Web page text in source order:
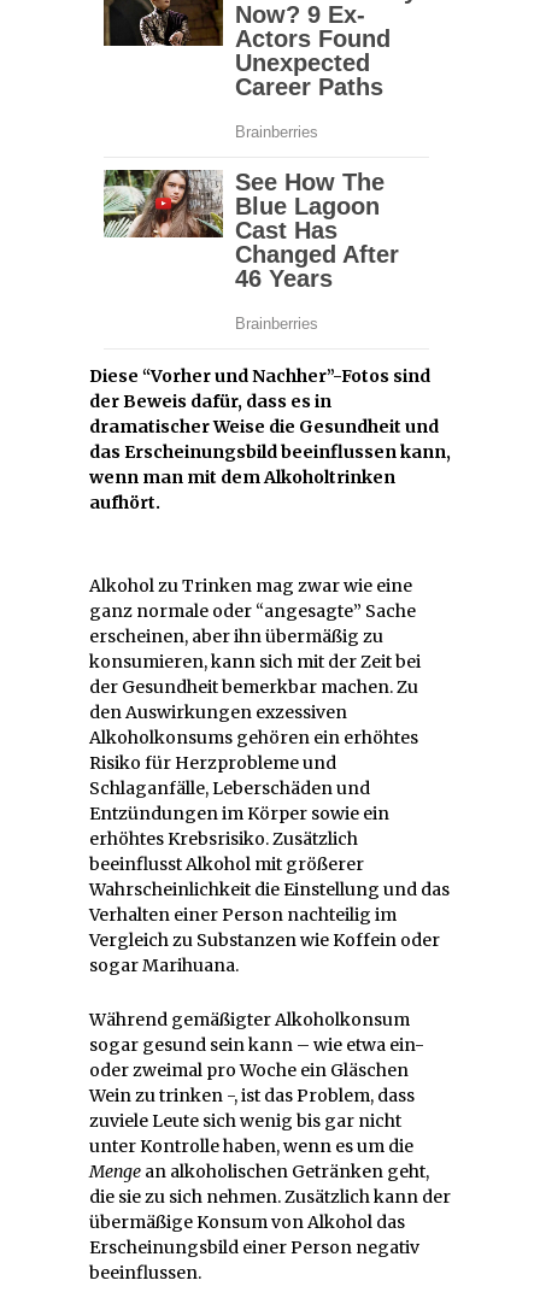
Diese “Vorher und Nachher”-Fotos sind
der Beweis dafür, dass es in
dramatischer Weise die Gesundheit und
das Erscheinungsbild beeinflussen kann,
wenn man mit dem Alkoholtrinken
aufhört.
Alkohol zu Trinken mag zwar wie eine
ganz normale oder “angesagte” Sache
erscheinen, aber ihn übermäßig zu
konsumieren, kann sich mit der Zeit bei
der Gesundheit bemerkbar machen. Zu
den Auswirkungen exzessiven
Alkoholkonsums gehören ein erhöhtes
Risiko für Herzprobleme und
Schlaganfälle, Leberschäden und
Entzündungen im Körper sowie ein
erhöhtes Krebsrisiko. Zusätzlich
beeinflusst Alkohol mit größerer
Wahrscheinlichkeit die Einstellung und das
Verhalten einer Person nachteilig im
Vergleich zu Substanzen wie Koffein oder
sogar Marihuana.
Während gemäßigter Alkoholkonsum
sogar gesund sein kann – wie etwa ein-
oder zweimal pro Woche ein Gläschen
Wein zu trinken -, ist das Problem, dass
zuviele Leute sich wenig bis gar nicht
unter Kontrolle haben, wenn es um die
Menge an alkoholischen Getränken geht,
die sie zu sich nehmen. Zusätzlich kann der
übermäßige Konsum von Alkohol das
Erscheinungsbild einer Person negativ
beeinflussen.